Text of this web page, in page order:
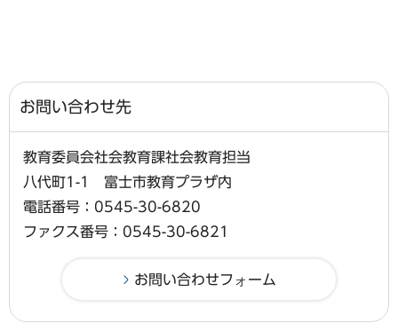
お問い合わせ先
教育委員会社会教育課社会教育担当
八代町1-1 富士市教育プラザ内
電話番号：0545-30-6820
ファクス番号：0545-30-6821